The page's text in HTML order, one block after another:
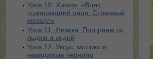
Урок 10. Химия. «Волк,
пожирающий царя. Странный
металл»
Урок 11. Физика. Поиграем со
льдом и водой
Урок 12. Уксус, молоко и
невидимые чернила